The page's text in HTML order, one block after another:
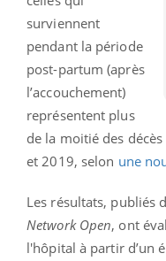
surviennent
pendant la période
post-partum (après
l’accouchement)
représentent plus
de la moitié des
et 2019, selon une
Les résultats, publiés
Network Open, ont
l'hôpital à partir d’un